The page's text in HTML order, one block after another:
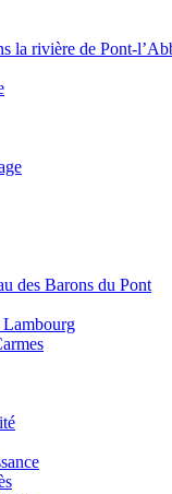
la rivière de Pont-
des Barons du Pont
Lambourg